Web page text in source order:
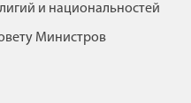
и национальностей
Министров